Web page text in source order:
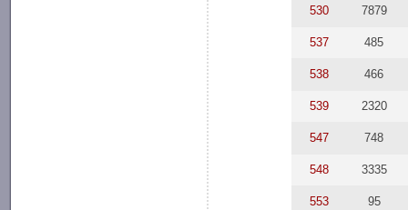
530 7879
537 485
538 466
539 2320
547 748
548 3335
553 95